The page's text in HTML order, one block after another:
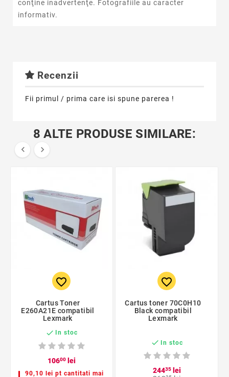
conţine inadvertenţe. Fotografiile au caracter
informativ.
Recenzii
Fii primul / prima care isi spune parerea !
8 ALTE PRODUSE SIMILARE:
 
favorite_border
Cartus Toner
E260A21E compatibil
Lexmark
 In stoc
10600lei
90,10 lei pt cantitati mai
favorite_border
Cartus toner 70C0H10
Black compatibil
Lexmark
 In stoc
24435lei